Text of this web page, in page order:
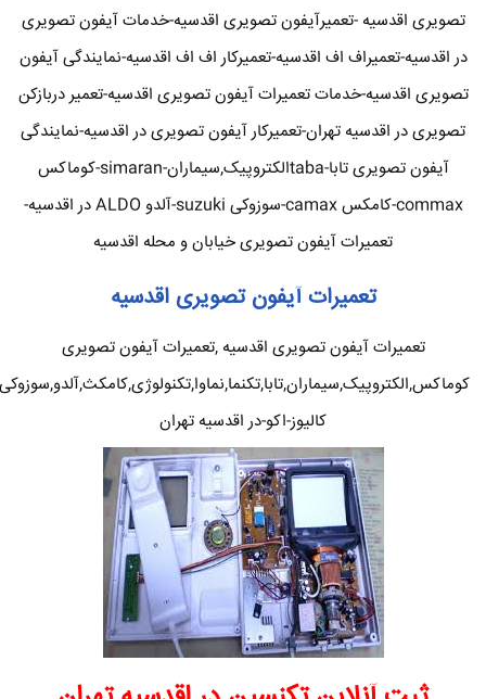
تصویری اقدسیه -تعمیرآیفون تصویری اقدسیه-خدمات آیفون تصویری
در اقدسیه-تعمیراف اف اقدسیه-تعمیرکار اف اف اقدسیه-نمایندگی آیفون
تصویری اقدسیه-خدمات تعمیرات آیفون تصویری اقدسیه-تعمیر دربازکن
تصویری در اقدسیه تهران-تعمیرکار آیفون تصویری در اقدسیه-نمایندگی
آیفون تصویری تابا-tabaالکتروپیک,سیماران-simaran-کوماکس
commax-کامکس camax-سوزوکی suzuki-آلدو ALDO در اقدسیه-
تعمیرات آیفون تصویری خیابان و محله اقدسیه
تعمیرات آیفون تصویری اقدسیه
تعمیرات آیفون تصویری اقدسیه ,تعمیرات آیفون تصویری
کوماکس,الکتروپیک,سیماران,تابا,تکنما,نماوا,تکنولوژی,کامکث,آلدو,سوزوکی
کالیوز-اکو-در اقدسیه تهران